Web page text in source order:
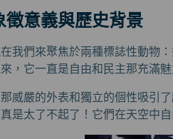
徵意義與歷史背景
我們來聚焦於兩種標誌性動物
，它一直是自由和民主那充滿魅
威嚴的外表和獨立的個性吸引
是太了不起了！它們在天空中